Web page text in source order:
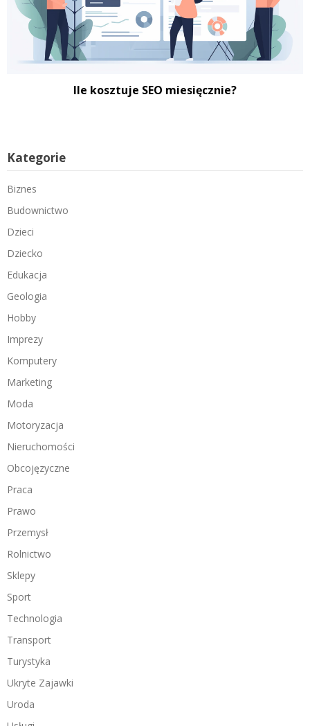
Ile kosztuje SEO miesięcznie?
Kategorie
Biznes
Budownictwo
Dzieci
Dziecko
Edukacja
Geologia
Hobby
Imprezy
Komputery
Marketing
Moda
Motoryzacja
Nieruchomości
Obcojęzyczne
Praca
Prawo
Przemysł
Rolnictwo
Sklepy
Sport
Technologia
Transport
Turystyka
Ukryte Zajawki
Uroda